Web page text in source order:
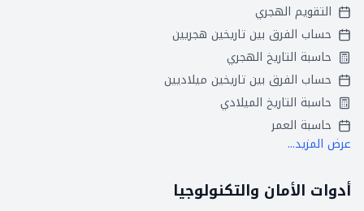
التقويم الهجري
حساب الفرق بين تاريخين هجريين
حاسبة التاريخ الهجري
حساب الفرق بين تاريخين ميلاديين
حاسبة التاريخ الميلادي
حاسبة العمر
عرض المزيد...
أدوات الأمان والتكنولوجيا